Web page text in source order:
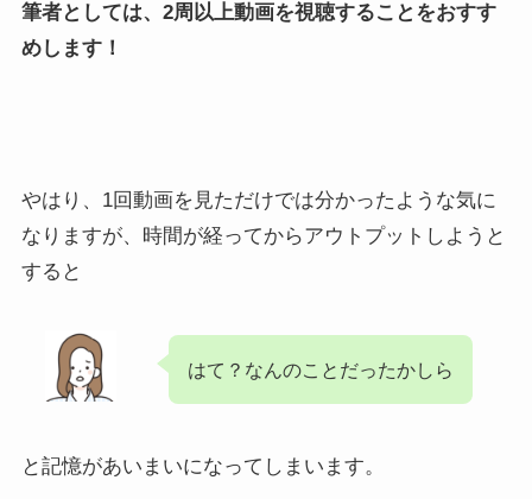
筆者としては、2周以上動画を視聴することをおすす
めします！
やはり、1回動画を見ただけでは分かったような気に
なりますが、時間が経ってからアウトプットしようと
すると
はて？なんのことだったかしら
と記憶があいまいになってしまいます。